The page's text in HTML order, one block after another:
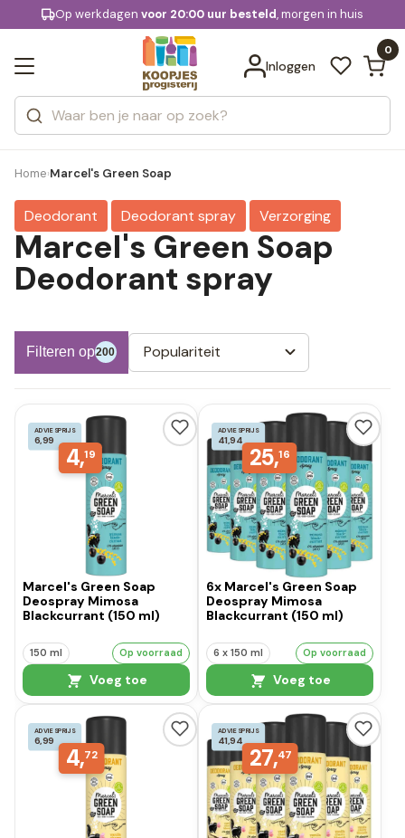
Gratis bezorging
KD.
extra
Op werkdagenvoor 20:00 uur besteld, morgen in huis
Inloggen
0
Zoeken
Categorieën
Merken
Bekijk alle resultaten
Home›Marcel's Green Soap
Deodorant Deodorant spray Verzorging
Marcel's Green Soap
Deodorant spray
Filteren op200 Populariteit
ADVIESPRIJS
6,99
4,19
Marcel's Green Soap
Deospray Mimosa
Blackcurrant (150 ml)
150 ml Op voorraad
Voeg toe
ADVIESPRIJS
41,94
25,16
6x Marcel's Green Soap
Deospray Mimosa
Blackcurrant (150 ml)
6 x 150 ml Op voorraad
Voeg toe
ADVIESPRIJS
6,99
4,72
ADVIESPRIJS
41,94
27,47